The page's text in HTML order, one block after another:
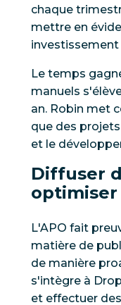
chaque
mettre en
Le temps
manuels
an. Robin met
que des
et le
Diffuser
L'APO fait
matière de
de manière
s'intègre à
et effectuer